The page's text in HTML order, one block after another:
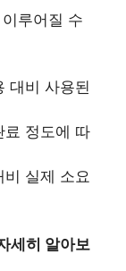
루어질 수
대비 사용된
료 정도에 따
비 실제 소요
세히 알아보